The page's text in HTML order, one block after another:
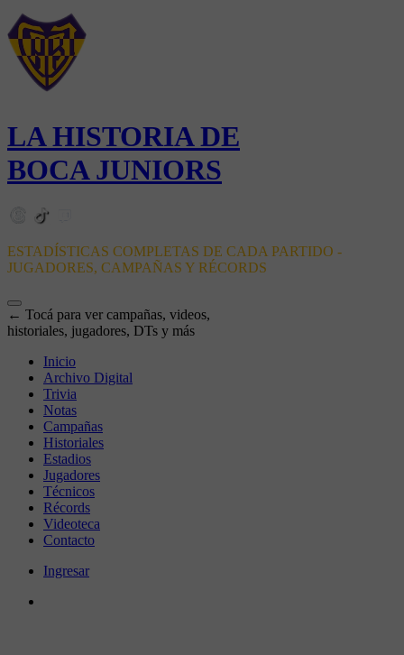
LA HISTORIA DE
BOCA JUNIORS
ESTADÍSTICAS COMPLETAS DE CADA PARTIDO -
JUGADORES, CAMPAÑAS Y RÉCORDS
← Tocá para ver campañas, videos,
historiales, jugadores, DTs y más
Inicio
Archivo Digital
Trivia
Notas
Campañas
Historiales
Estadios
Jugadores
Técnicos
Récords
Videoteca
Contacto
Ingresar